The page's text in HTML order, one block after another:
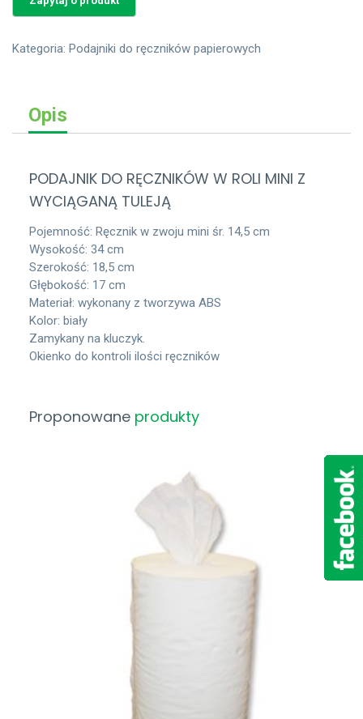
Kategoria: Podajniki do ręczników papierowych
Opis
PODAJNIK DO RĘCZNIKÓW W ROLI MINI Z
WYCIĄGANĄ TULEJĄ
Pojemność: Ręcznik w zwoju mini śr. 14,5 cm
Wysokość: 34 cm
Szerokość: 18,5 cm
Głębokość: 17 cm
Materiał: wykonany z tworzywa ABS
Kolor: biały
Zamykany na kluczyk.
Okienko do kontroli ilości ręczników
Proponowane produkty